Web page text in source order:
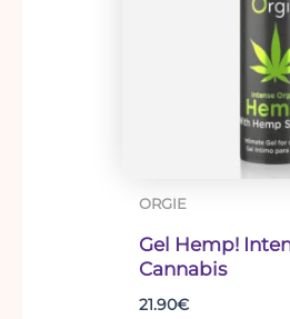
ORGIE
Gel Hemp!
Cannabis
21.90€